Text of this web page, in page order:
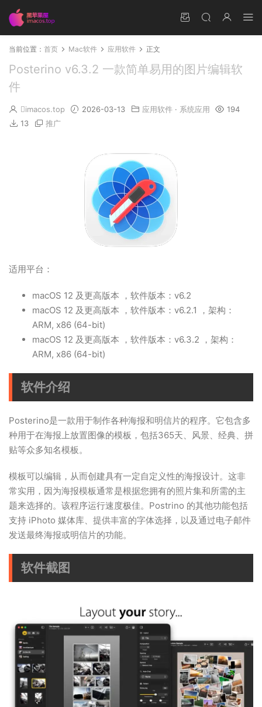
当前位置： 首页 Mac软件 应用软件 正文
Posterino v6.3.2 一款简单易用的图片编辑软
件
imacos.top 2026-03-13 应用软件 · 系统应用
194
13
推广
适用平台：
macOS 12 及更高版本 ，软件版本：v6.2
macOS 12 及更高版本 ，软件版本：v6.2.1 ，架构：
ARM, x86 (64-bit)
macOS 12 及更高版本 ，软件版本：v6.3.2 ，架构：
ARM, x86 (64-bit)
软件介绍
Posterino是一款用于制作各种海报和明信片的程序。它包含多
种用于在海报上放置图像的模板，包括365天、风景、经典、拼
贴等众多知名模板。
模板可以编辑，从而创建具有一定自定义性的海报设计。这非
常实用，因为海报模板通常是根据您拥有的照片集和所需的主
题来选择的。该程序运行速度极佳。Postrino 的其他功能包括
支持 iPhoto 媒体库、提供丰富的字体选择，以及通过电子邮件
发送最终海报或明信片的功能。
软件截图